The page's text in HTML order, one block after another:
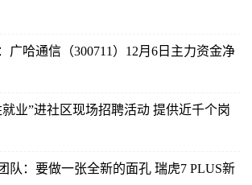
广哈通信（300711）12月6日主力资金净
业”进社区现场招聘活动 提供近千个岗
队：要做一张全新的面孔 瑞虎7 PLUS新